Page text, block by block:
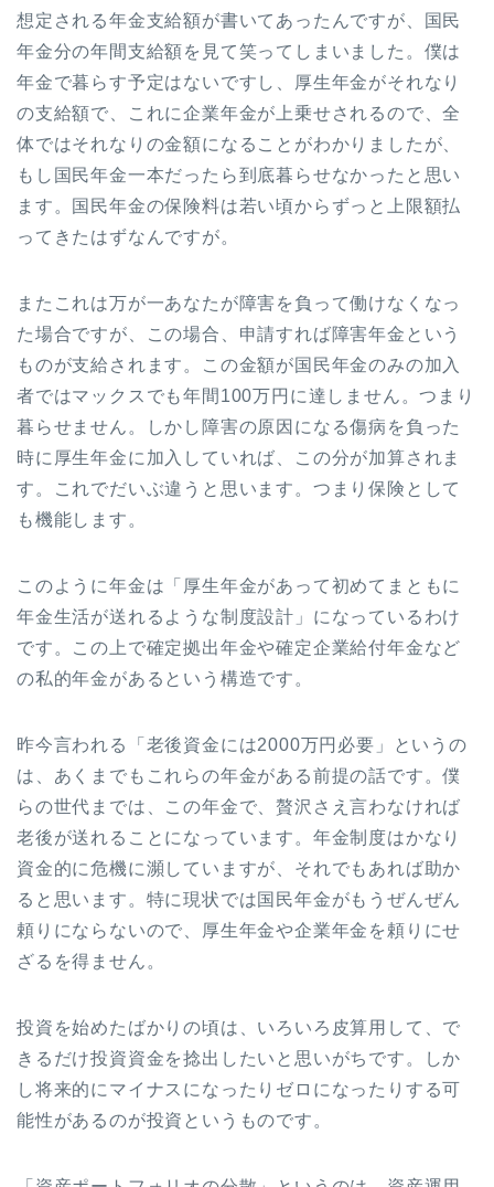
想定される年金支給額が書いてあったんですが、国民
年金分の年間支給額を見て笑ってしまいました。僕は
年金で暮らす予定はないですし、厚生年金がそれなり
の支給額で、これに企業年金が上乗せされるので、全
体ではそれなりの金額になることがわかりましたが、
もし国民年金一本だったら到底暮らせなかったと思い
ます。国民年金の保険料は若い頃からずっと上限額払
ってきたはずなんですが。
またこれは万が一あなたが障害を負って働けなくなっ
た場合ですが、この場合、申請すれば障害年金という
ものが支給されます。この金額が国民年金のみの加入
者ではマックスでも年間100万円に達しません。つまり
暮らせません。しかし障害の原因になる傷病を負った
時に厚生年金に加入していれば、この分が加算されま
す。これでだいぶ違うと思います。つまり保険として
も機能します。
このように年金は「厚生年金があって初めてまともに
年金生活が送れるような制度設計」になっているわけ
です。この上で確定拠出年金や確定企業給付年金など
の私的年金があるという構造です。
昨今言われる「老後資金には2000万円必要」というの
は、あくまでもこれらの年金がある前提の話です。僕
らの世代までは、この年金で、贅沢さえ言わなければ
老後が送れることになっています。年金制度はかなり
資金的に危機に瀕していますが、それでもあれば助か
ると思います。特に現状では国民年金がもうぜんぜん
頼りにならないので、厚生年金や企業年金を頼りにせ
ざるを得ません。
投資を始めたばかりの頃は、いろいろ皮算用して、で
きるだけ投資資金を捻出したいと思いがちです。しか
し将来的にマイナスになったりゼロになったりする可
能性があるのが投資というものです。